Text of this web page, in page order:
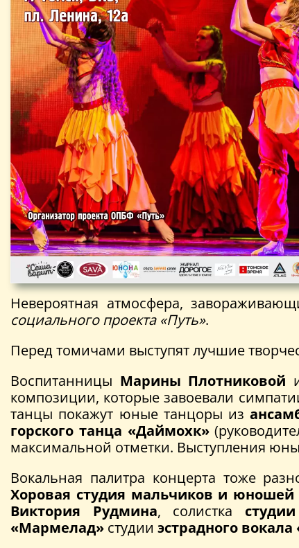
Невероятная атмосфера,
социального проекта «Путь».
Перед томичами выступят лучшие
Воспитанницы Марины Плотниковой
композиции, которые завоевали
танцы покажут юные танцоры из
горского танца «Даймохк»
максимальной отметки. Выступления
Вокальная палитра концерта тоже
Хоровая студия мальчиков и юношей
Виктория Рудмина, солистка
«Мармелад» студии эстрадного вокала